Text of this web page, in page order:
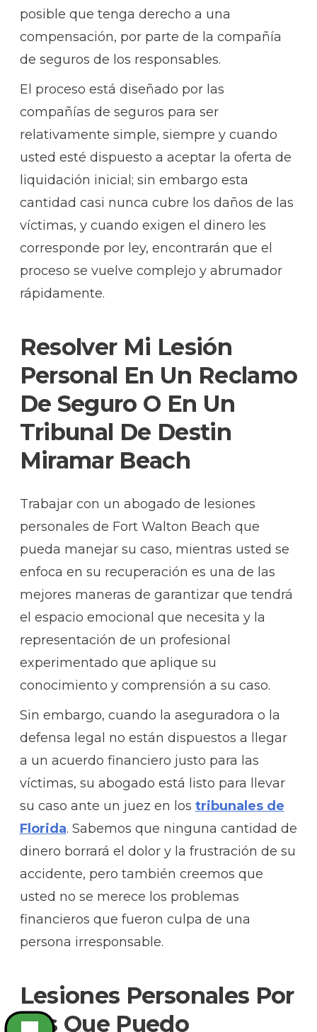
posible que tenga derecho a una
compensación, por parte de la compañía
de seguros de los responsables.
El proceso está diseñado por las
compañías de seguros para ser
relativamente simple, siempre y cuando
usted esté dispuesto a aceptar la oferta de
liquidación inicial; sin embargo esta
cantidad casi nunca cubre los daños de las
víctimas, y cuando exigen el dinero les
corresponde por ley, encontrarán que el
proceso se vuelve complejo y abrumador
rápidamente.
Resolver Mi Lesión
Personal En Un Reclamo
De Seguro O En Un
Tribunal De Destin
Miramar Beach
Trabajar con un abogado de lesiones
personales de Fort Walton Beach que
pueda manejar su caso, mientras usted se
enfoca en su recuperación es una de las
mejores maneras de garantizar que tendrá
el espacio emocional que necesita y la
representación de un profesional
experimentado que aplique su
conocimiento y comprensión a su caso.
Sin embargo, cuando la aseguradora o la
defensa legal no están dispuestos a llegar
a un acuerdo financiero justo para las
víctimas, su abogado está listo para llevar
su caso ante un juez en los tribunales de
Florida. Sabemos que ninguna cantidad de
dinero borrará el dolor y la frustración de su
accidente, pero también creemos que
usted no se merece los problemas
financieros que fueron culpa de una
persona irresponsable.
Lesiones Personales Por
Las Que Puedo